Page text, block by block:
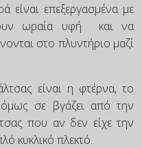
είναι επεξεργασμένα με
ωραία υφή και να
στο πλυντήριο μαζί
είναι η φτέρνα, το
όμως σε βγάζει από την
που αν δεν είχε την
κυκλικό πλεκτό.